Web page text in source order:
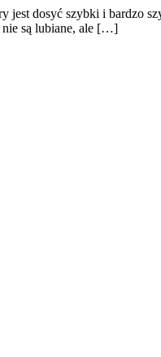
dosyć szybki i bardzo
nie są lubiane, ale […]